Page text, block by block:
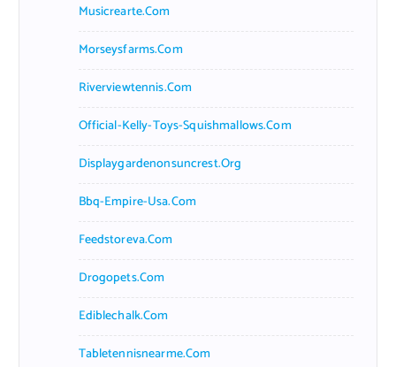
Musicrearte.com
Morseysfarms.com
Riverviewtennis.com
Official-Kelly-Toys-Squishmallows.com
Displaygardenonsuncrest.org
Bbq-Empire-Usa.com
Feedstoreva.com
Drogopets.com
Ediblechalk.com
Tabletennisnearme.com